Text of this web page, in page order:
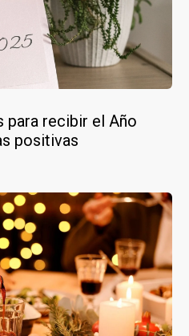
para recibir el Año
positivas